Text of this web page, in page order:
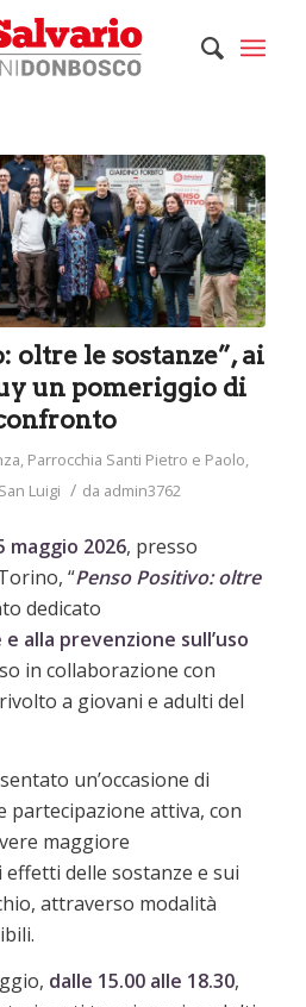
oltre le sostanze”, ai
un pomeriggio di
, Parrocchia Santi Pietro e Paolo,
San Luigi / da admin3762
maggio 2026, presso
“Penso Positivo: oltre
dedicato
alla prevenzione sull’uso
in collaborazione con
a giovani e adulti del
un’occasione di
partecipazione attiva, con
maggiore
delle sostanze e sui
attraverso modalità
dalle 15.00 alle 18.30,